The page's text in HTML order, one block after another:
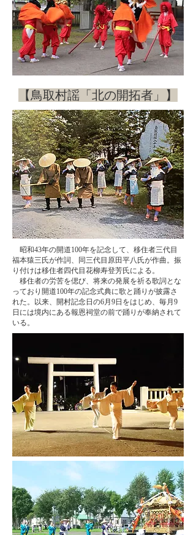
​【鳥取村謡「北の開拓者」】
​ 昭和43年の開道100年を記念して、移住者三代目
福本猿三氏が作詞、同三代目原田平八氏が作曲。振
り付けは移住者四代目花柳寿登芳氏による。
​ 移住者の労苦を偲び、将来の発展を祈る歌詞とな
っており開道100年の記念式典に歌と踊りが披露さ
れた。以来、開村記念日の6月9日をはじめ、毎月9
日には境内にある報恩祠堂の前で踊りが奉納されて
いる。